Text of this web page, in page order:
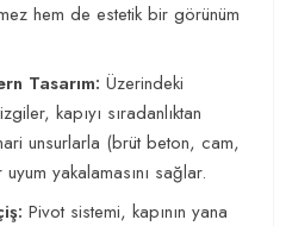
hem de estetik bir görünüm
Tasarım: Üzerindeki
kapıyı sıradanlıktan
unsurlarla (brüt beton, cam,
yakalamasını sağlar.
Pivot sistemi, kapının yana